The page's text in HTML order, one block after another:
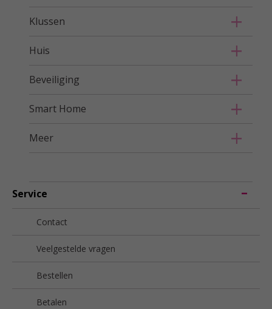
Klussen
Huis
Beveiliging
Smart Home
Meer
Service
Contact
Veelgestelde vragen
Bestellen
Betalen